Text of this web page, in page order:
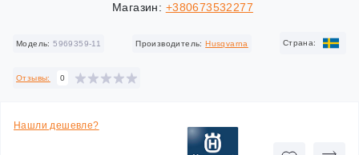
Магазин: +380673532277
Модель: 5969359-11 Производитель: Husqvarna Cтрана:
Отзывы: 0
Нашли дешевле?